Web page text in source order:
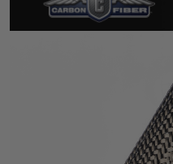
MÉTAL ET
BLINDAGE
TEMPÉRATURE